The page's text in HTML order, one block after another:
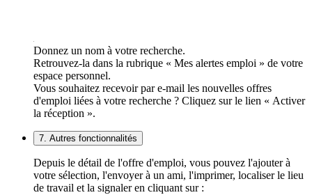
Donnez un nom à votre recherche.
Retrouvez-la dans la rubrique « Mes alertes emploi » de votre
espace personnel.
Vous souhaitez recevoir par e-mail les nouvelles offres
d'emploi liées à votre recherche ? Cliquez sur le lien « Activer
la réception ».
7. Autres fonctionnalités
Depuis le détail de l'offre d'emploi, vous pouvez l'ajouter à
votre sélection, l'envoyer à un ami, l'imprimer, localiser le lieu
de travail et la signaler en cliquant sur :